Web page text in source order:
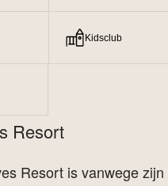
Resort
Resort is vanwege zijn
Kidsclub